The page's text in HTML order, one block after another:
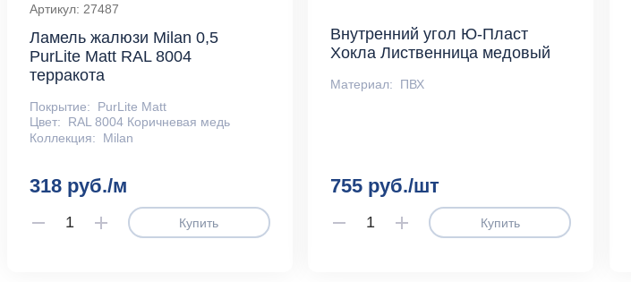
Артикул: 27487
Ламель жалюзи Milan 0,5
PurLite Мatt RAL 8004
терракота
Покрытие:
PurLite Matt
Цвет:
RAL 8004 Коричневая медь
Коллекция:
Milan
318 руб./м
Купить
Внутренний угол Ю-Пласт
Хокла Лиственница медовый
Материал: ПВХ
755 руб./шт
Купить